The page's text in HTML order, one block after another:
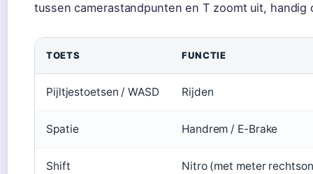
tussen camerastandpunten en T zoomt uit,
TOETS FUNCTIE
Pijltjestoetsen / WASD Rijden
Spatie Handrem / E-Brake
Shift Nitro (met meter